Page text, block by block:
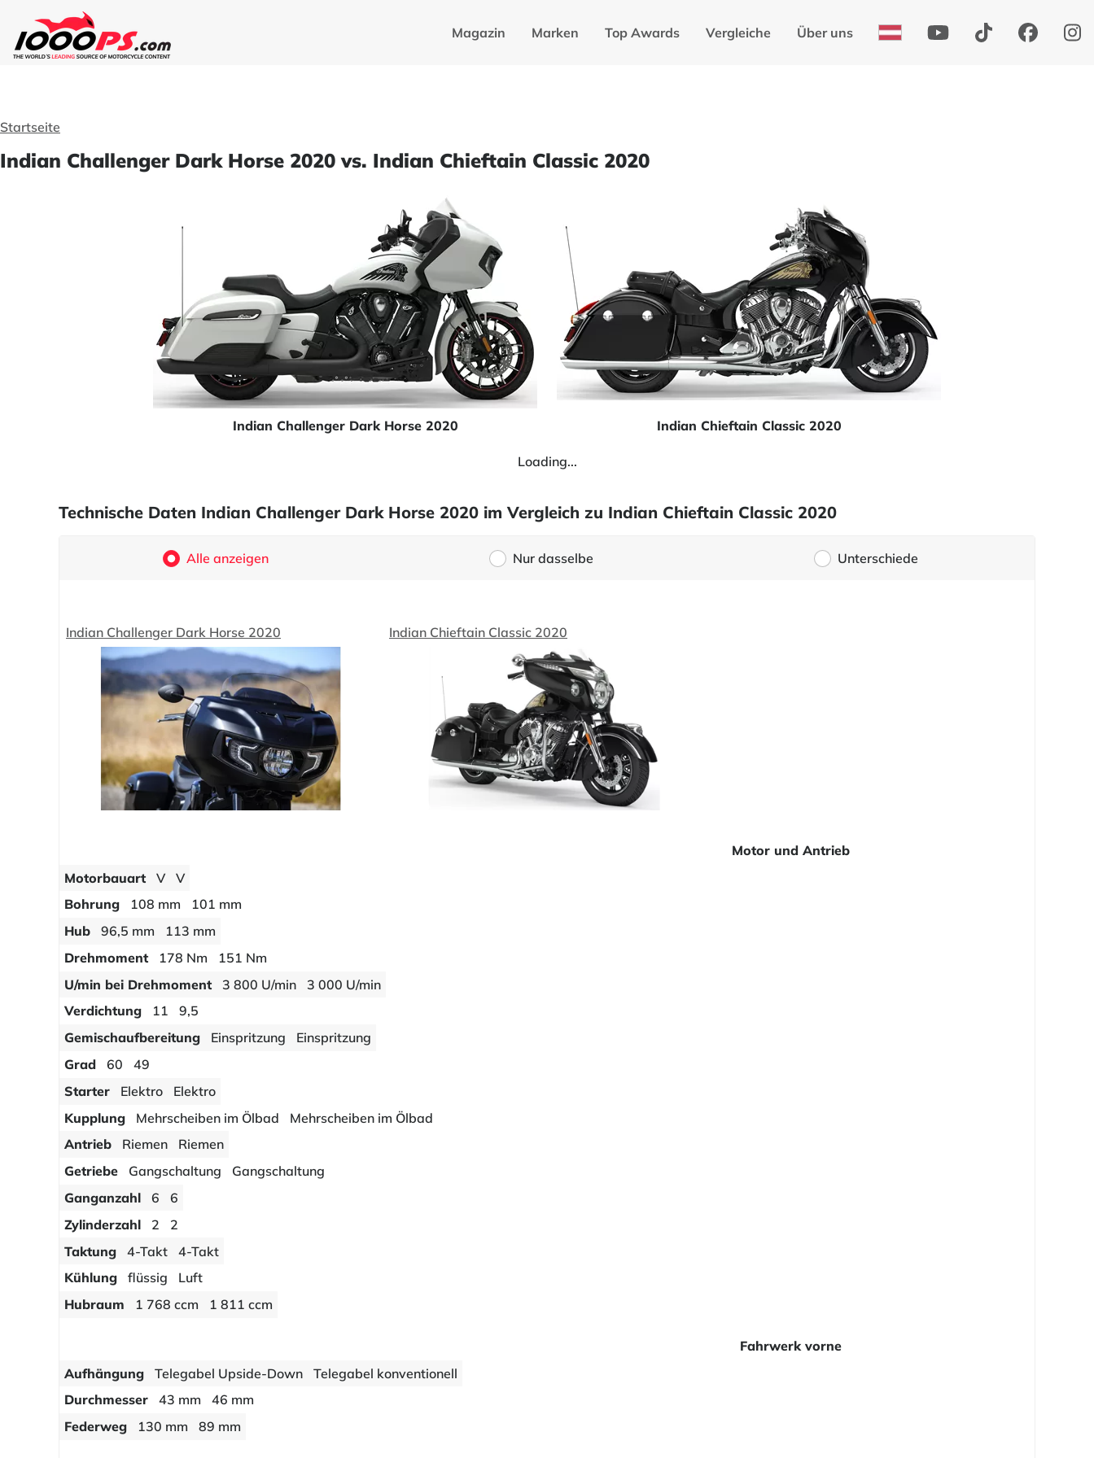
Magazin Marken Top Awards Vergleiche Über uns
Startseite
Indian Challenger Dark Horse 2020 vs. Indian Chieftain Classic 2020
Indian Challenger Dark Horse 2020 Indian Chieftain Classic 2020
Loading...
Technische Daten Indian Challenger Dark Horse 2020 im Vergleich zu Indian Chieftain Classic 2020
Alle anzeigen Nur dasselbe Unterschiede
Indian Challenger Dark Horse 2020 Indian Chieftain Classic 2020
Motor und Antrieb
Motorbauart
V
V
Bohrung
108 mm
101 mm
Hub
96,5 mm
113 mm
Drehmoment
178 Nm
151 Nm
U/min bei Drehmoment
3 800 U/min
3 000 U/min
Verdichtung
11
9,5
Gemischaufbereitung
Einspritzung
Einspritzung
Grad
60
49
Starter
Elektro
Elektro
Kupplung
Mehrscheiben im Ölbad
Mehrscheiben im Ölbad
Antrieb
Riemen
Riemen
Getriebe
Gangschaltung
Gangschaltung
Ganganzahl
6
6
Zylinderzahl
2
2
Taktung
4-Takt
4-Takt
Kühlung
flüssig
Luft
Hubraum
1 768 ccm 1 811 ccm
Fahrwerk vorne
Aufhängung
Telegabel Upside-Down
Telegabel konventionell
Durchmesser
43 mm
46 mm
Federweg
130 mm 89 mm